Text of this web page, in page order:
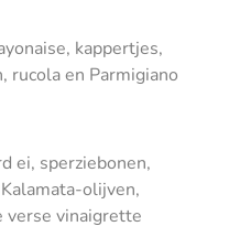
kappertjes,
en Parmigiano
ei, sperziebonen,
olijven,
verse vinaigrette